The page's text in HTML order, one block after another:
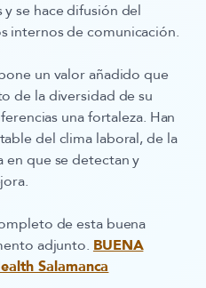
se hace difusión del
internos de comunicación.
un valor añadido que
de la diversidad de su
una fortaleza. Han
del clima laboral, de la
en que se detectan y
de esta buena
adjunto. BUENA
Salamanca